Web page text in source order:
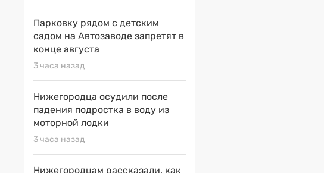
Парковку рядом с детским
садом на Автозаводе запретят в
конце августа
3 часа назад
Нижегородца осудили после
падения подростка в воду из
моторной лодки
3 часа назад
Нижегородцам рассказали, как